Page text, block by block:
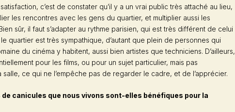
c’est de constater qu’il y a un vrai public très attaché au lieu,
les rencontres avec les gens du quartier, et multiplier aussi les
sûr, il faut s’adapter au rythme parisien, qui est très différent de celui
quartier est très sympathique, d’autant que plein de personnes qui
du cinéma y habitent, aussi bien artistes que techniciens. D’ailleurs,
pour les films, ou pour un sujet particulier, mais pas
salle, ce qui ne l’empêche pas de regarder le cadre, et de l’apprécier.
de canicules que nous vivons sont-elles bénéfiques pour la